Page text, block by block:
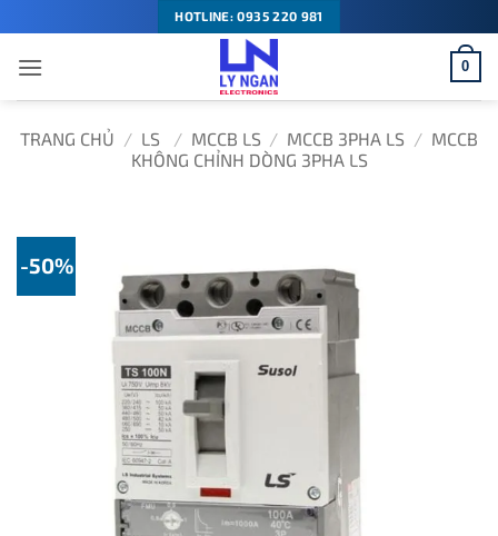
qua
nội
dung
HOTLINE: 0935 220 981
0
TRANG CHỦ / LS / MCCB LS / MCCB 3PHA LS / MCCB
KHÔNG CHỈNH DÒNG 3PHA LS
-50%